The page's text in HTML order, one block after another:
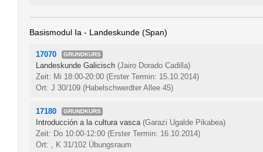
Basismodul Ia - Landeskunde (Span)
17070 GRUNDKURS
Landeskunde Galicisch (Jairo Dorado Cadilla)
Zeit: Mi 18:00-20:00 (Erster Termin: 15.10.2014)
Ort: J 30/109 (Habelschwerdter Allee 45)
17180 GRUNDKURS
Introducción a la cultura vasca (Garazi Ugalde Pikabea)
Zeit: Do 10:00-12:00 (Erster Termin: 16.10.2014)
Ort: , K 31/102 Übungsraum